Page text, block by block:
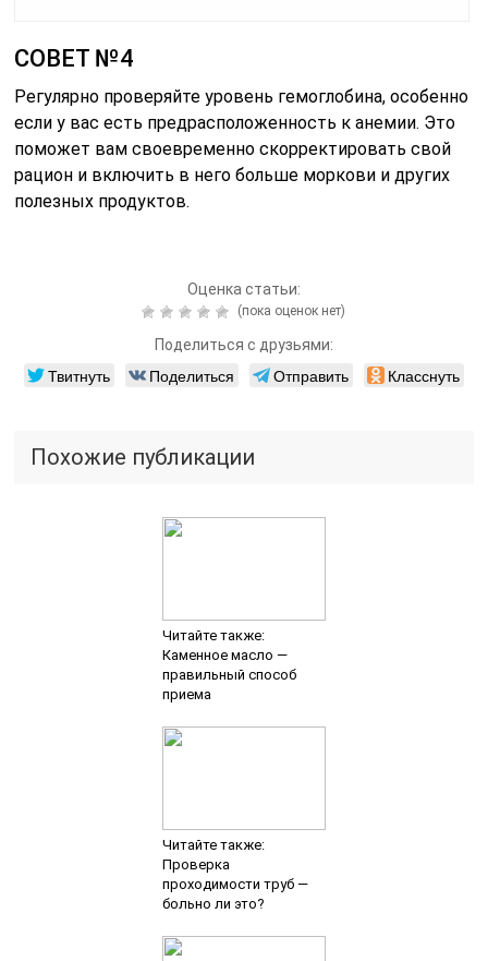
СОВЕТ №4
Регулярно проверяйте уровень гемоглобина, особенно
если у вас есть предрасположенность к анемии. Это
поможет вам своевременно скорректировать свой
рацион и включить в него больше моркови и других
полезных продуктов.
Оценка статьи:
(пока оценок нет)
Поделиться с друзьями:
Твитнуть Поделиться Отправить Класснуть
Похожие публикации
Читайте также:
Каменное масло —
правильный способ
приема
Читайте также:
Проверка
проходимости труб —
больно ли это?